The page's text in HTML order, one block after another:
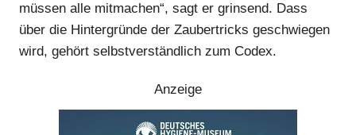
müssen alle mitmachen“, sagt er grinsend. Dass
über die Hintergründe der Zaubertricks geschwiegen
wird, gehört selbstverständlich zum Codex.
Anzeige